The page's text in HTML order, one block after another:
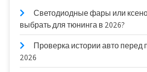
Светодиодные фары или
выбрать для тюнинга в 2026?
Проверка истории авто перед
2026